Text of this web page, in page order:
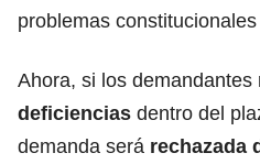
problemas
Ahora, si los demandantes
deficiencias dentro del
demanda será rechazada